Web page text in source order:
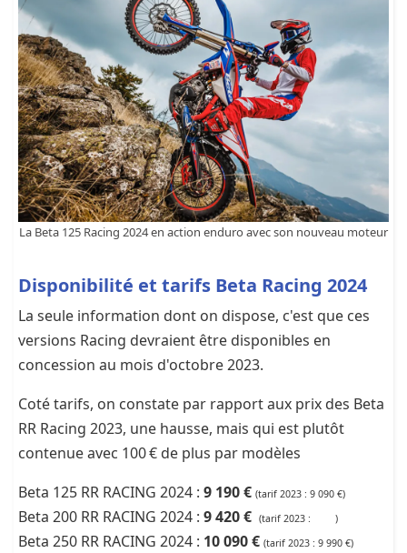
La Beta 125 Racing 2024 en action enduro avec son nouveau moteur
Disponibilité et tarifs Beta Racing 2024
La seule information dont on dispose, c'est que ces
versions Racing devraient être disponibles en
concession au mois d'octobre 2023.
Coté tarifs, on constate par rapport aux prix des Beta
RR Racing 2023, une hausse, mais qui est plutôt
contenue avec 100 € de plus par modèles
Beta 125 RR RACING 2024 : 9 190 € (tarif 2023 : 9 090 €)
Beta 200 RR RACING 2024 : 9 420 € (tarif 2023 : )
Beta 250 RR RACING 2024 : 10 090 € (tarif 2023 : 9 990 €)